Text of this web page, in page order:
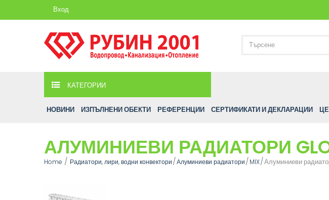
Вход
КАТЕГОРИИ
НОВИНИ ИЗПЪЛНЕНИ ОБЕКТИ РЕФЕРЕНЦИИ СЕРТИФИКАТИ И ДЕКЛАРАЦИИ
АЛУМИНИЕВИ РАДИАТОРИ
Home Радиатори, лири, водни конвектори Алуминиеви радиатори MIX Алуминиеви